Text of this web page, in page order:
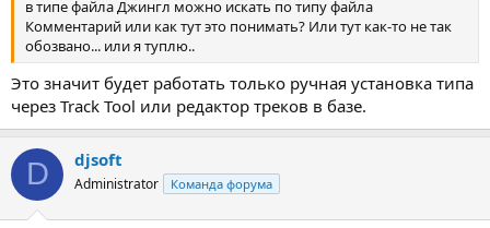
в типе файла Джингл можно искать по типу файла
Комментарий или как тут это понимать? Или тут как-то не так
обозвано... или я туплю..
Это значит будет работать только ручная установка типа
через Track Tool или редактор треков в базе.
D djsoft
Administrator Команда форума